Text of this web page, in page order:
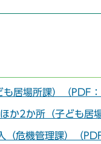
居場所課）（PDF：
か2か所（子ども居
危機管理課）（